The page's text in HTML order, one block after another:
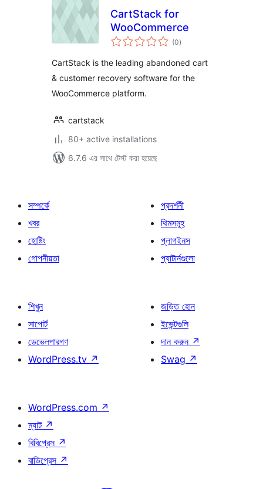
CartStack for
WooCommerce
(0total
ratings
)
CartStack is the leading abandoned cart
& customer recovery software for the
WooCommerce platform.
cartstack
80+ active installations
6.7.6 এর সাথে টেস্ট করা হয়েছে
সম্পর্কে
খবর
হোষ্টিং
গোপনীয়তা
প্রদর্শনী
থিমসমূহ
প্লাগইনস
প্যাটার্নগুলো
শিখুন
সাপোর্ট
ডেভেলপারগণ
WordPress.tv ↗
জড়িত হোন
ইভেন্টগুলি
দান করুন ↗
Swag ↗
WordPress.com ↗
ম্যাট ↗
বিবিপ্রেস ↗
বাডিপ্রেস ↗